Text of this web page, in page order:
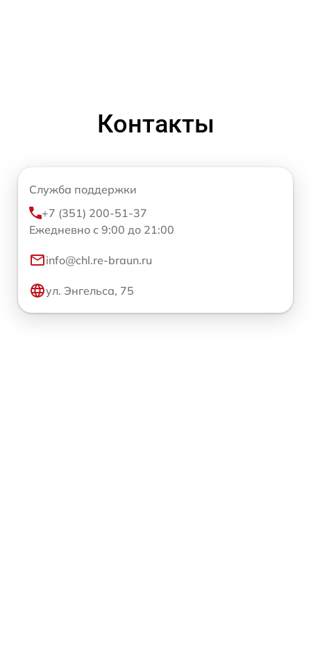
Контакты
Служба поддержки
+7 (351) 200-51-37
Ежедневно с 9:00 до 21:00
info@chl.re-braun.ru
ул. Энгельса, 75